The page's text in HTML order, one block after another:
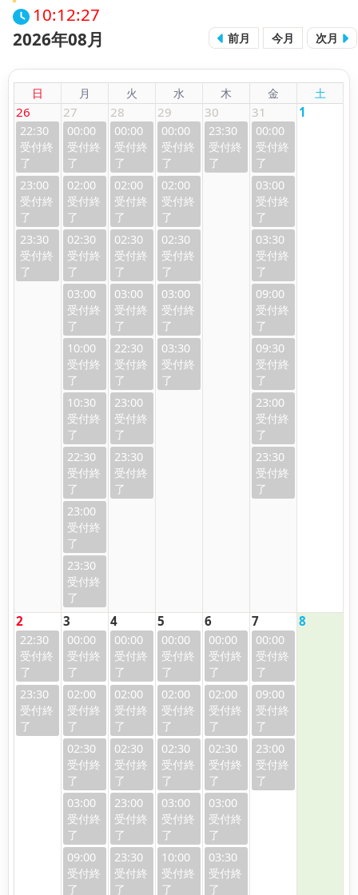
10:12:28
2026年08月
前月 今月 次月
日 月 火 水 木 金 土
26
22:30
23:00
23:30
27
00:00
02:00
02:30
03:00
10:00
10:30
22:30
23:00
23:30
28
00:00
02:00
02:30
03:00
22:30
23:00
23:30
29
00:00
02:00
02:30
03:00
03:30
30
23:30
31
00:00
03:00
03:30
09:00
09:30
23:00
23:30
1
2
22:30
23:30
3
00:00
02:00
02:30
03:00
09:00
4
00:00
02:00
02:30
23:00
23:30
5
00:00
02:00
02:30
03:00
10:00
6
00:00
02:00
02:30
03:00
03:30
7
00:00
09:00
23:00
8